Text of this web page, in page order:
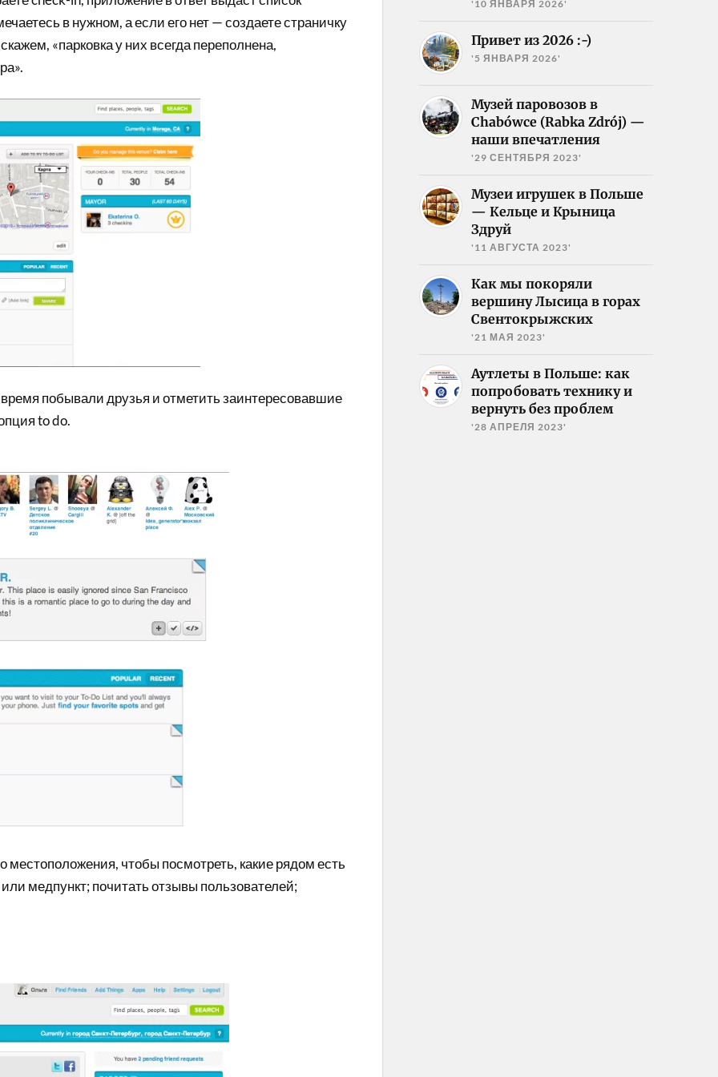
в нужном, а если его нет — создаете страничку
«парковка у них всегда переполнена,
побывали друзья и отметить заинтересовавшие
to do.
чтобы посмотреть, какие рядом есть
медпункт; почитать отзывы пользователей;
'10 ЯНВАРЯ 2026'
Привет из 2026 :-)
'5 ЯНВАРЯ 2026'
Музей паровозов в
Chabówce (Rabka Zdrój) —
наши впечатления
'29 СЕНТЯБРЯ 2023'
Музеи игрушек в Польше
— Кельце и Крыница
Здруй
'11 АВГУСТА 2023'
Как мы покоряли
вершину Лысица в горах
Свентокрыжских
'21 МАЯ 2023'
Аутлеты в Польше: как
попробовать технику и
вернуть без проблем
'28 АПРЕЛЯ 2023'